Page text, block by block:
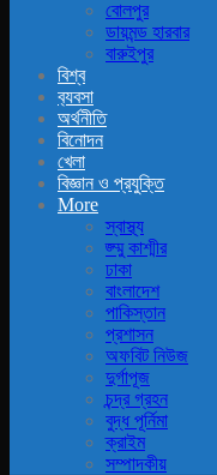
বোলপুর
ডায়মন্ড হারবার
বারুইপুর
বিশ্ব
ব‍্যবসা
অর্থনীতি
বিনোদন
খেলা
বিজ্ঞান ও প্রযুক্তি
More
স্বাস্থ্য
জ্ম্মু কাশ্মীর
ঢাকা
বাংলাদেশ
পাকিস্তান
প্রশাসন
অফবিট নিউজ
দুর্গাপূজ
চন্দ্র গ্রহন
বুদ্ধ পূর্নিমা
ক্রাইম
সম্পাদকীয়